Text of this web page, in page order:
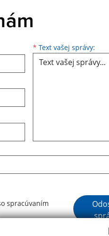
* Text vašej správy:
spracúvaním
Google